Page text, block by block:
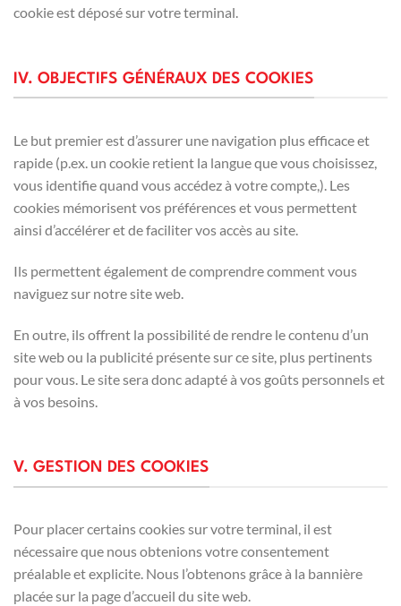
cookie est déposé sur votre terminal.
IV. OBJECTIFS GÉNÉRAUX DES COOKIES
Le but premier est d’assurer une navigation plus efficace et
rapide (p.ex. un cookie retient la langue que vous choisissez,
vous identifie quand vous accédez à votre compte,). Les
cookies mémorisent vos préférences et vous permettent
ainsi d’accélérer et de faciliter vos accès au site.
Ils permettent également de comprendre comment vous
naviguez sur notre site web.
En outre, ils offrent la possibilité de rendre le contenu d’un
site web ou la publicité présente sur ce site, plus pertinents
pour vous. Le site sera donc adapté à vos goûts personnels et
à vos besoins.
V. GESTION DES COOKIES
Pour placer certains cookies sur votre terminal, il est
nécessaire que nous obtenions votre consentement
préalable et explicite. Nous l’obtenons grâce à la bannière
placée sur la page d’accueil du site web.